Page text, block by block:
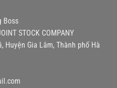
Boss
STOCK COMPANY
Huyện Gia Lâm, Thành phố Hà